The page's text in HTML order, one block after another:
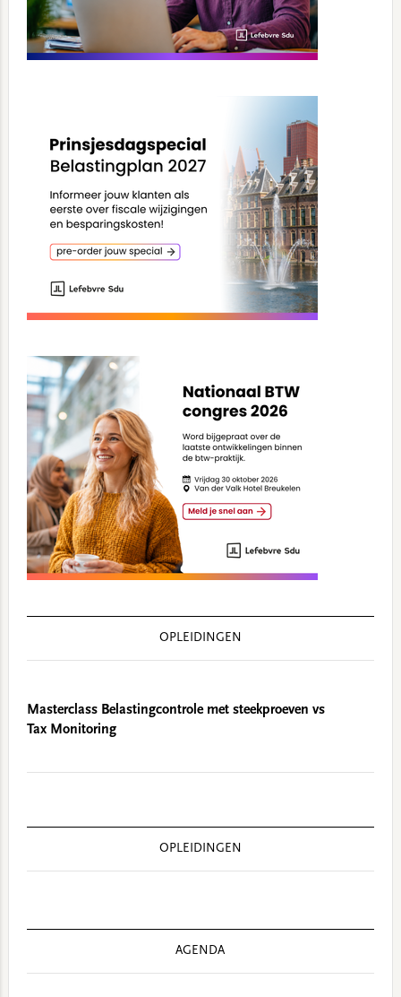
OPLEIDINGEN
Masterclass Belastingcontrole met steekproeven vs
Tax Monitoring
OPLEIDINGEN
AGENDA